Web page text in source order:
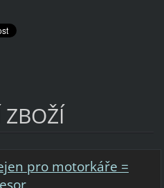
ZBOŽÍ
pro motorkáře =